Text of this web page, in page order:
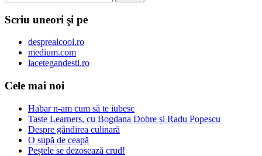
Scriu uneori şi pe
desprealcool.ro
medium.com
lacetegandesti.ro
Cele mai noi
Habar n-am cum să te iubesc
Taste Learners, cu Bogdana Dobre și Radu Popescu
Despre gândirea culinară
O supă de ceapă
Peștele se dezosează crud!